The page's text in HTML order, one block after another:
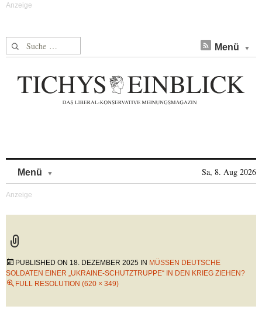
Suche nach: Menü
Menü Sa, 8. Aug 2026
PUBLISHED ON 18. DEZEMBER 2025 IN MÜSSEN DEUTSCHE
SOLDATEN EINER „UKRAINE-SCHUTZTRUPPE“ IN DEN KRIEG ZIEHEN?
FULL RESOLUTION (620 × 349)